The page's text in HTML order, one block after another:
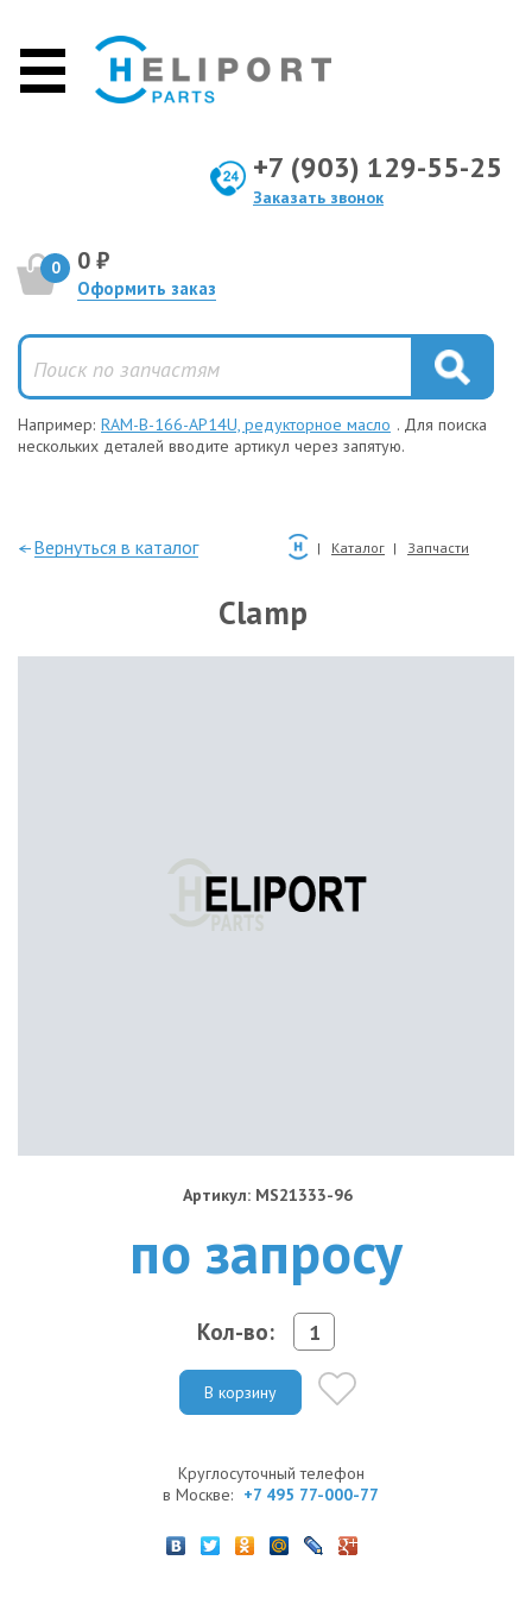
+7 (903) 129-55-25
Заказать звонок
0 0 ₽
Оформить заказ
Например: RAM-B-166-AP14U, редукторное масло . Для поиска
нескольких деталей вводите артикул через запятую.
—Вернуться в каталог Каталог Запчасти
Clamp
Артикул: MS21333-96
по запросу
Кол-во:
В корзину
Круглосуточный телефон
в Москве: +7 495 77-000-77